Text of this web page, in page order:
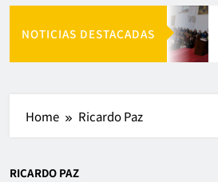
NOTICIAS DESTACADAS
Home Ricardo Paz
RICARDO PAZ